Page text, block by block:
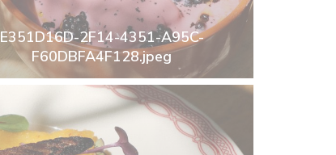
E351D16D-2F14-4351-A95C-
F60DBFA4F128.jpeg